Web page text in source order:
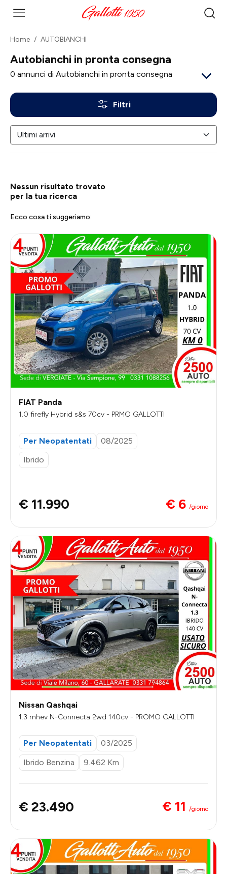
Home AUTOBIANCHI
Autobianchi in pronta consegna
0 annunci di Autobianchi in pronta consegna
Filtri
Nessun risultato trovato
per la tua ricerca
Ecco cosa ti suggeriamo:
FIAT Panda
1.0 firefly Hybrid s&s 70cv - PRMO GALLOTTI
Per Neopatentati
08/2025
Ibrido
€ 11.990 € 6 /giorno
Nissan Qashqai
1.3 mhev N-Connecta 2wd 140cv - PROMO GALLOTTI
Per Neopatentati
03/2025
Ibrido Benzina
9.462 Km
€ 23.490 € 11 /giorno